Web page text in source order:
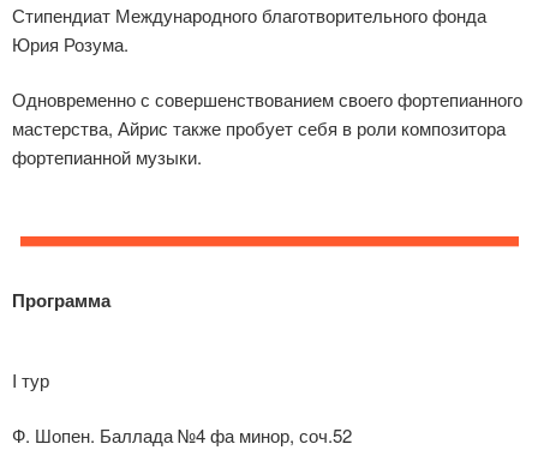
Стипендиат Международного благотворительного фонда
Юрия Розума.
Одновременно с совершенствованием своего фортепианного
мастерства, Айрис также пробует себя в роли композитора
фортепианной музыки.
Программа
I тур
Ф. Шопен. Баллада №4 фа минор, соч.52